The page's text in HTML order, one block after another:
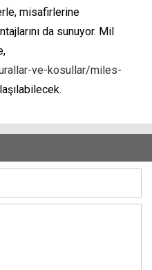
misafirlerine
da sunuyor. Mil
ve-kosullar/miles-